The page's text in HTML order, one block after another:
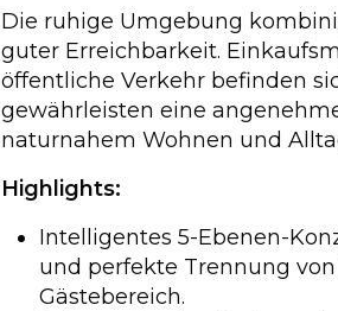
Die ruhige Umgebung
guter Erreichbarkeit.
öffentliche Verkehr befinden
gewährleisten eine
naturnahem Wohnen und
Highlights:
Intelligentes 5-Ebenen-
und perfekte Trennung
Gästebereich.